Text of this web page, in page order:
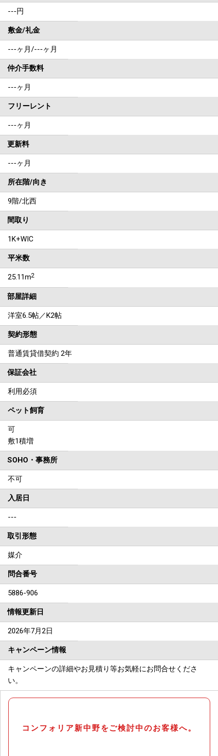
---円
敷金/礼金
---ヶ月/---ヶ月
仲介手数料
---ヶ月
フリーレント
---ヶ月
更新料
---ヶ月
所在階/向き
9階/北西
間取り
1K+WIC
平米数
25.11m2
部屋詳細
洋室6.5帖／K2帖
契約形態
普通賃貸借契約 2年
保証会社
利用必須
ペット飼育
可
敷1積増
SOHO・事務所
不可
入居日
---
取引形態
媒介
問合番号
5886-906
情報更新日
2026年7月2日
キャンペーン情報
キャンペーンの詳細やお見積り等お気軽にお問合せくださ
い。
コンフォリア新中野をご検討中のお客様へ。